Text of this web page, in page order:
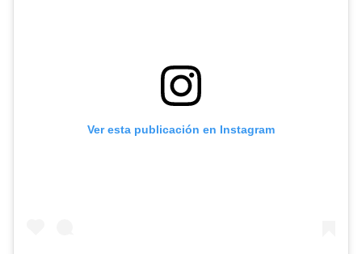
Ver esta publicación en Instagram